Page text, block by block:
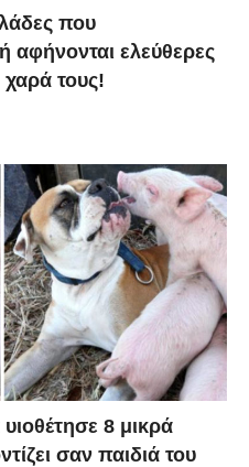
που
αφήνονται ελεύθερες
τους!
8 μικρά
σαν παιδιά του